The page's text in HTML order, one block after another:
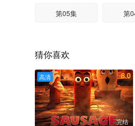
第05集 第
猜你喜欢
高清 8.0
完结